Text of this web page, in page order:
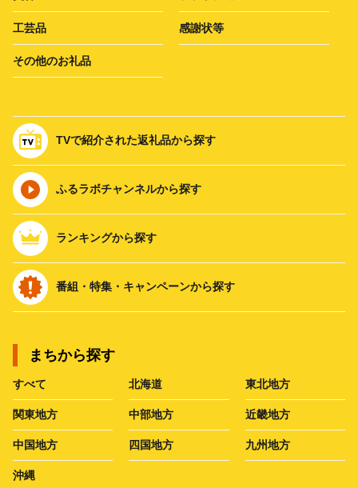
工芸品 感謝状等
その他のお礼品
TVで紹介された返礼品から探す
ふるラボチャンネルから探す
ランキングから探す
番組・特集・キャンペーンから探す
まちから探す
すべて 北海道 東北地方
関東地方 中部地方 近畿地方
中国地方 四国地方 九州地方
沖縄